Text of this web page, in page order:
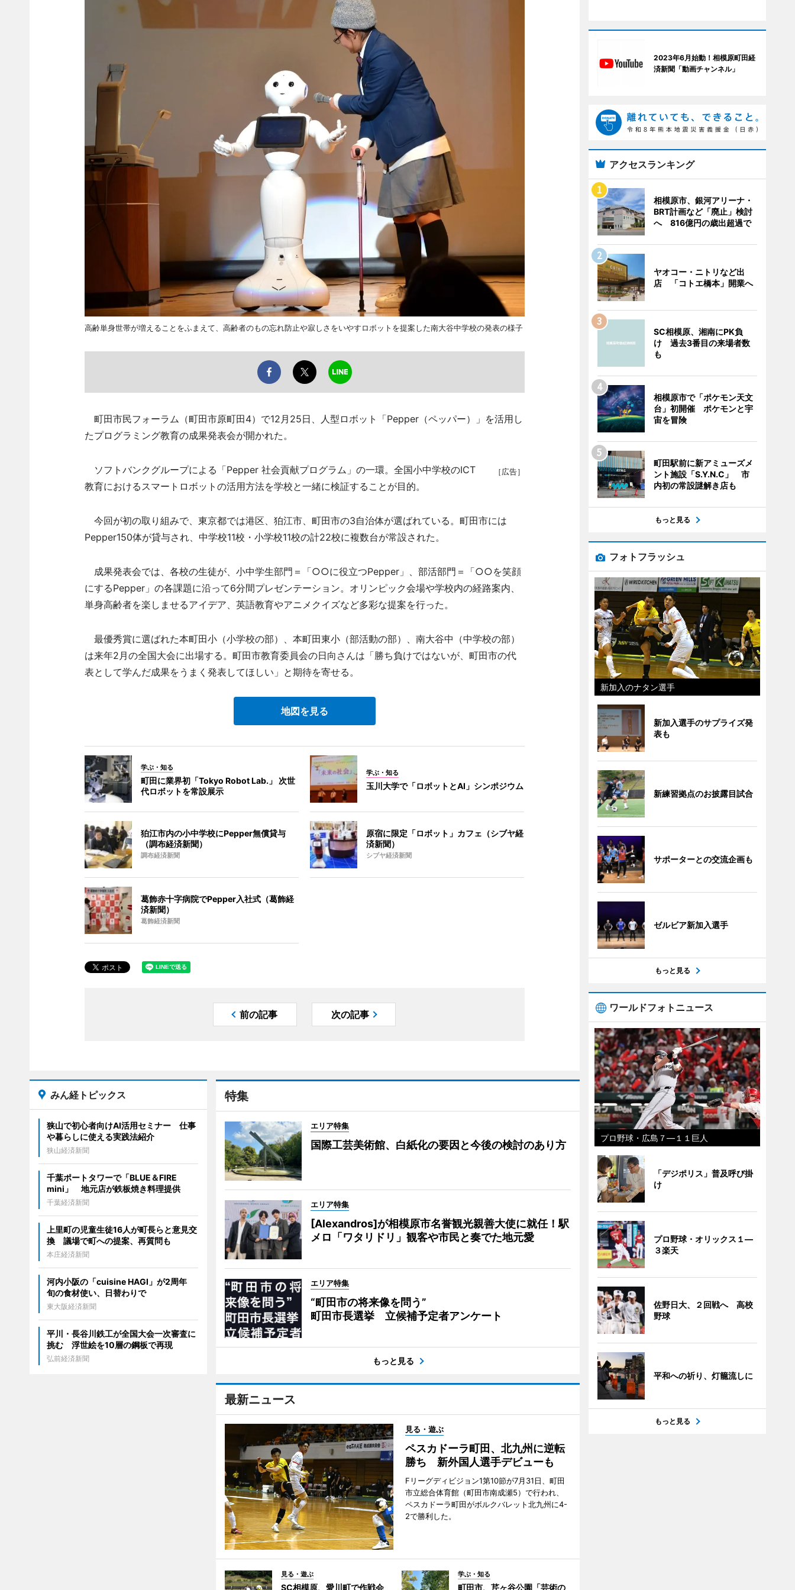
高齢単身世帯が増えることをふまえて、高齢者のもの忘れ防止や寂しさをいやすロボットを提案した南大谷中学校の発表の様子
町田市民フォーラム（町田市原町田4）で12月25日、人型ロボット「Pepper（ペッパー）」を活用し
たプログラミング教育の成果発表会が開かれた。
［広告］
ソフトバンクグループによる「Pepper 社会貢献プログラム」の一環。全国小中学校のICT
教育におけるスマートロボットの活用方法を学校と一緒に検証することが目的。
今回が初の取り組みで、東京都では港区、狛江市、町田市の3自治体が選ばれている。町田市には
Pepper150体が貸与され、中学校11校・小学校11校の計22校に複数台が常設された。
成果発表会では、各校の生徒が、小中学生部門＝「○○に役立つPepper」、部活部門＝「○○を笑顔
にするPepper」の各課題に沿って6分間プレゼンテーション。オリンピック会場や学校内の経路案内、
単身高齢者を楽しませるアイデア、英語教育やアニメクイズなど多彩な提案を行った。
最優秀賞に選ばれた本町田小（小学校の部）、本町田東小（部活動の部）、南大谷中（中学校の部）
は来年2月の全国大会に出場する。町田市教育委員会の日向さんは「勝ち負けではないが、町田市の代
表として学んだ成果をうまく発表してほしい」と期待を寄せる。
地図を見る
学ぶ・知る
町田に業界初「Tokyo Robot Lab.」 次世
代ロボットを常設展示
学ぶ・知る
玉川大学で「ロボットとAI」シンポジウム
狛江市内の小中学校にPepper無償貸与
（調布経済新聞）
調布経済新聞
原宿に限定「ロボット」カフェ（シブヤ経
済新聞）
シブヤ経済新聞
葛飾赤十字病院でPepper入社式（葛飾経
済新聞）
葛飾経済新聞
前の記事 次の記事
特集
エリア特集
国際工芸美術館、白紙化の要因と今後の検討のあり方
エリア特集
[Alexandros]が相模原市名誉観光親善大使に就任！駅
メロ「ワタリドリ」観客や市民と奏でた地元愛
エリア特集
“町田市の将来像を問う”
町田市長選挙 立候補予定者アンケート
もっと見る
最新ニュース
見る・遊ぶ
ペスカドーラ町田、北九州に逆転
勝ち 新外国人選手デビューも
Fリーグディビジョン1第10節が7月31日、町田
市立総合体育館（町田市南成瀬5）で行われ、
ペスカドーラ町田がボルクバレット北九州に4-
2で勝利した。
見る・遊ぶ
SC相模原、愛川町で作戦会
学ぶ・知る
町田市、芹ヶ谷公園「芸術の
みん経トピックス
狭山で初心者向けAI活用セミナー 仕事
や暮らしに使える実践法紹介
狭山経済新聞
千葉ポートタワーで「BLUE＆FIRE
mini」 地元店が鉄板焼き料理提供
千葉経済新聞
上里町の児童生徒16人が町長らと意見交
換 議場で町への提案、再質問も
本庄経済新聞
河内小阪の「cuisine HAGI」が2周年
旬の食材使い、日替わりで
東大阪経済新聞
平川・長谷川鉄工が全国大会一次審査に
挑む 浮世絵を10層の鋼板で再現
弘前経済新聞
2023年6月始動！相模原町田経
済新聞「動画チャンネル」
アクセスランキング
相模原市、銀河アリーナ・
BRT計画など「廃止」検討
へ 816億円の歳出超過で
ヤオコー・ニトリなど出
店 「コトエ橋本」開業へ
SC相模原、湘南にPK負
け 過去3番目の来場者数
も
相模原市で「ポケモン天文
台」初開催 ポケモンと宇
宙を冒険
町田駅前に新アミューズメ
ント施設「S.Y.N.C」 市
内初の常設謎解き店も
もっと見る
フォトフラッシュ
新加入のナタン選手
新加入選手のサプライズ発
表も
新練習拠点のお披露目試合
サポーターとの交流企画も
ゼルビア新加入選手
もっと見る
ワールドフォトニュース
プロ野球・広島７―１１巨人
「デジポリス」普及呼び掛
け
プロ野球・オリックス１―
３楽天
佐野日大、２回戦へ 高校
野球
平和への祈り、灯籠流しに
もっと見る